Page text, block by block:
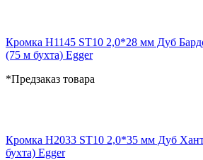
Кромка H1145 ST10 2,0*28 мм Дуб
(75 м бухта) Egger
*Предзаказ товара
Кромка H2033 ST10 2,0*35 мм Дуб
бухта) Egger